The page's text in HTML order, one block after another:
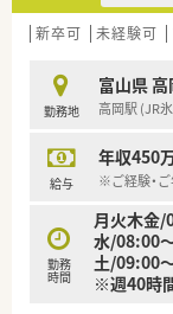
新卒可 未経験可
勤務地
富山県
高岡駅 (JR
給与
年収450
※ご経験・
勤務
時間
月火木金/
水/08:00
土/09:00
※週40時